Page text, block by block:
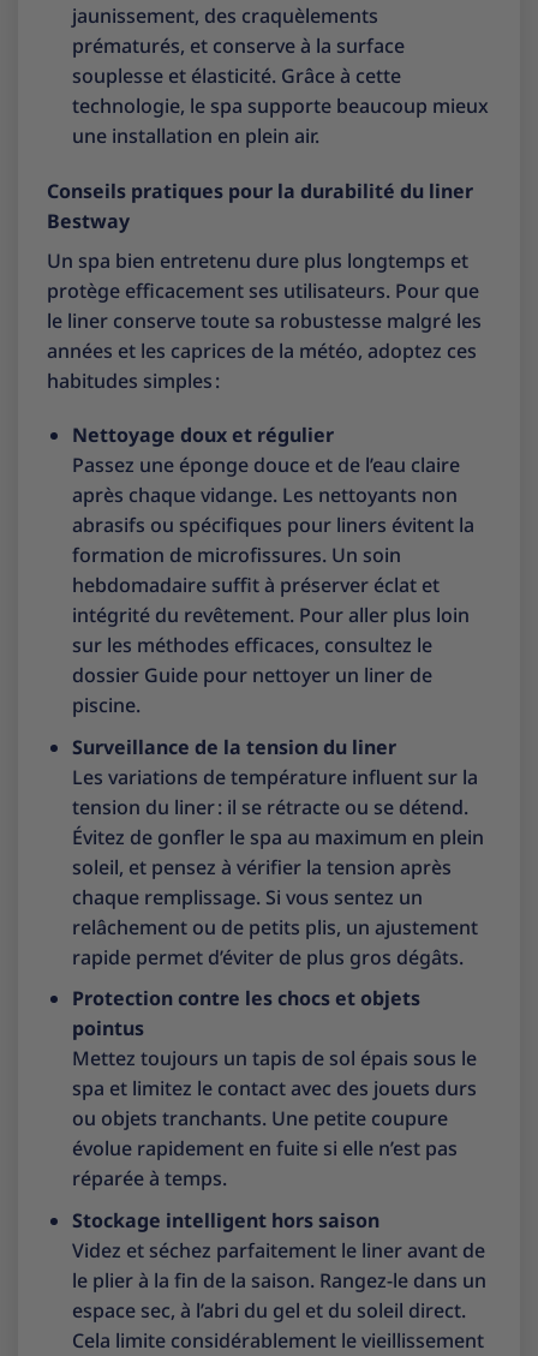
jaunissement, des craquèlements
prématurés, et conserve à la surface
souplesse et élasticité. Grâce à cette
technologie, le spa supporte beaucoup mieux
une installation en plein air.
Conseils pratiques pour la durabilité du liner
Bestway
Un spa bien entretenu dure plus longtemps et
protège efficacement ses utilisateurs. Pour que
le liner conserve toute sa robustesse malgré les
années et les caprices de la météo, adoptez ces
habitudes simples :
Nettoyage doux et régulier
Passez une éponge douce et de l’eau claire
après chaque vidange. Les nettoyants non
abrasifs ou spécifiques pour liners évitent la
formation de microfissures. Un soin
hebdomadaire suffit à préserver éclat et
intégrité du revêtement. Pour aller plus loin
sur les méthodes efficaces, consultez le
dossier Guide pour nettoyer un liner de
piscine.
Surveillance de la tension du liner
Les variations de température influent sur la
tension du liner : il se rétracte ou se détend.
Évitez de gonfler le spa au maximum en plein
soleil, et pensez à vérifier la tension après
chaque remplissage. Si vous sentez un
relâchement ou de petits plis, un ajustement
rapide permet d’éviter de plus gros dégâts.
Protection contre les chocs et objets
pointus
Mettez toujours un tapis de sol épais sous le
spa et limitez le contact avec des jouets durs
ou objets tranchants. Une petite coupure
évolue rapidement en fuite si elle n’est pas
réparée à temps.
Stockage intelligent hors saison
Videz et séchez parfaitement le liner avant de
le plier à la fin de la saison. Rangez-le dans un
espace sec, à l’abri du gel et du soleil direct.
Cela limite considérablement le vieillissement